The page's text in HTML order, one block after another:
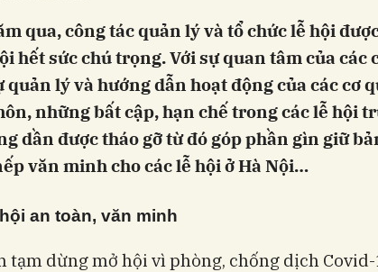
qua, công tác quản lý và tổ chức lễ hội
hết sức chú trọng. Với sự quan tâm của các
quản lý và hướng dẫn hoạt động của các cơ
những bất cập, hạn chế trong các lễ hội
dần được tháo gỡ từ đó góp phần gìn giữ
văn minh cho các lễ hội ở Hà Nội…
an toàn, văn minh
tạm dừng mở hội vì phòng, chống dịch